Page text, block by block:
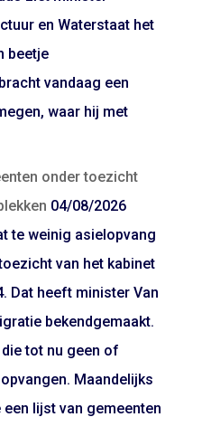
en Waterstaat het
beetje
vandaag een
waar hij met
onder toezicht
04/08/2026
te weinig asielopvang
van het kabinet
Dat heeft minister Van
bekendgemaakt.
tot nu geen of
Maandelijks
lijst van gemeenten